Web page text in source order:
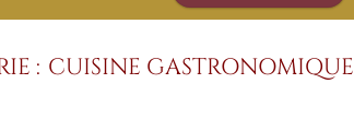
CUISINE GASTRONOMIQUE